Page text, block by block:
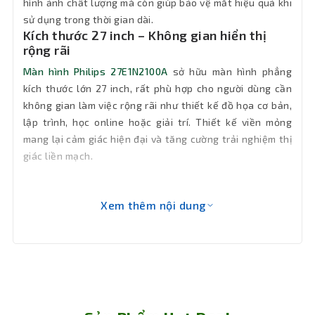
Màu sắc Đen
Phụ kiện
kèm theo
Số màu
hiển thị
Góc nhìn 178º (Ngang) / 178º (Dọc)
hình ảnh chất lượng mà còn giúp bảo vệ mắt hiệu quả khi
sử dụng trong thời gian dài.
Kích thước 27 inch – Không gian hiển thị
rộng rãi
Màn hình Philips 27E1N2100A sở hữu màn hình phẳng
kích thước lớn 27 inch, rất phù hợp cho người dùng cần
không gian làm việc rộng rãi như thiết kế đồ họa cơ bản,
lập trình, học online hoặc giải trí. Thiết kế viền mỏng
mang lại cảm giác hiện đại và tăng cường trải nghiệm thị
giác liền mạch.
Xem thêm nội dung